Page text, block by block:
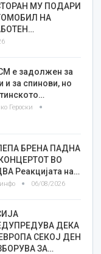
МУ ПОДАРИ
НА
е задолжен за
и за спинови, но
Героски
БРЕНА ПАДНА
ВО
Реакцијата на…
06/08/2026
ДЕКА
СЕКОЈ ДЕН
ЗА…